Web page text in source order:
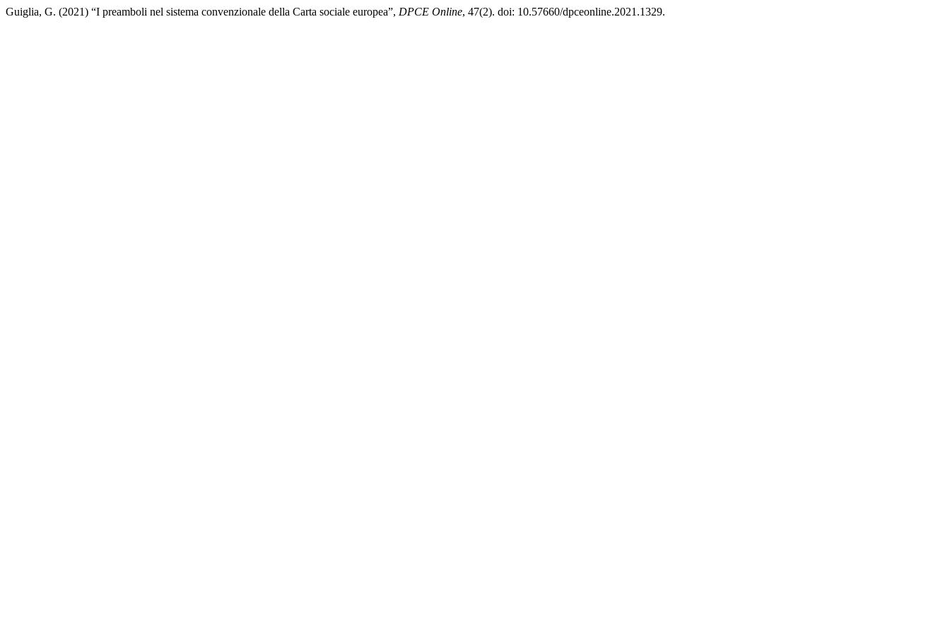
Guiglia, G. (2021) “I preamboli nel sistema convenzionale della Carta sociale europea”, DPCE Online, 47(2). doi: 10.57660/dpceonline.2021.1329.